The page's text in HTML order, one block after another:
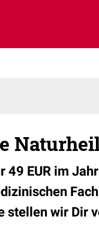
EUR im
stellen wir Dir